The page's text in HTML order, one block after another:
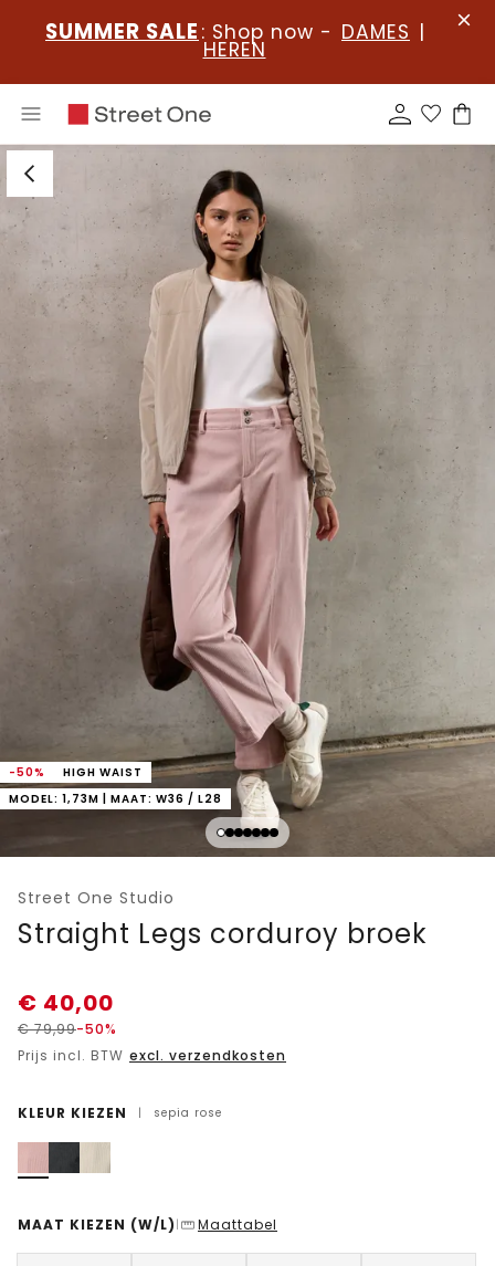
SUMMER SALE : Shop now - DAMES |
HEREN
-50%
HIGH WAIST
MODEL: 1,73M | MAAT: W36 / L28
Street One Studio
Straight Legs corduroy broek
€ 40,00
€79,99-50%
Prijs incl. BTW excl. verzendkosten
KLEUR KIEZEN | sepia rose
MAAT KIEZEN (W/L) | Maattabel